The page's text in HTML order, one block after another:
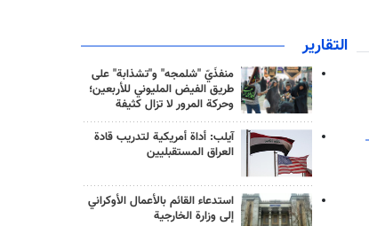
التقارير
منفذَيّ "شلمجه" و"تشذابة" على
طريق الفيض المليوني للأربعين؛
وحركة المرور لا تزال كثيفة
آيلب: أداة أمريكية لتدريب قادة
العراق المستقبليين
استدعاء القائم بالأعمال الأوكراني
إلى وزارة الخارجية